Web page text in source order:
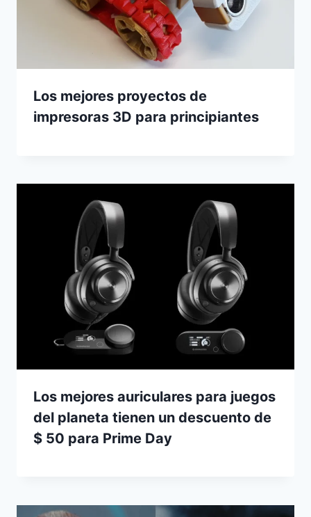
Los mejores proyectos de
impresoras 3D para principiantes
Los mejores auriculares para juegos
del planeta tienen un descuento de
$ 50 para Prime Day